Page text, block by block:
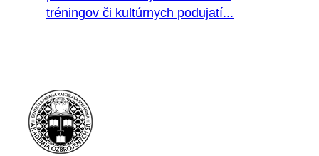
tréningov či kultúrnych podujatí...